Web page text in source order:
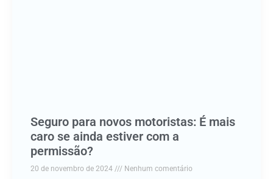
Seguro para novos motoristas: É mais
caro se ainda estiver com a
permissão?
20 de novembro de 2024 Nenhum comentário